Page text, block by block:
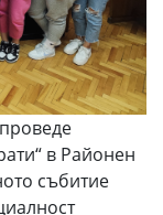
в Районен
събитие